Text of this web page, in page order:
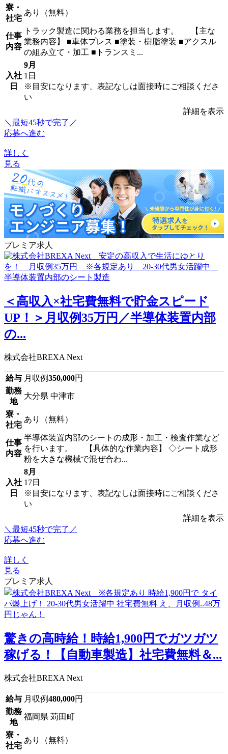
寮・
社宅
あり（無料）
仕事
内容
トラック製造に関わる業務を担当します。 【主な
業務内容】 ■車体プレス ■塗装・樹脂塗装 ■アクスル
の組み立て・加工 ■トランスミ...
入社
日
9月
1日
※目安になります、表記なしは面接時にご相談くださ
い
詳細を表示
＼最短45秒で完了／
応募へ進む
詳しく
見る
プレミア求人
＜高収入×社宅費無料で貯金スピード
UP！＞月収例35万円／半導体装置内部
の...
株式会社BREXA Next
給与 月収例350,000円
勤務
地
大分県 中津市
寮・
社宅
あり（無料）
仕事
内容
半導体装置内部のシートの成形・加工・検査作業など
を行います。 【具体的な作業内容】 ◇シート成形
粉を大きな機械で混ぜ合わ...
入社
日
8月
17日
※目安になります、表記なしは面接時にご相談くださ
い
詳細を表示
＼最短45秒で完了／
応募へ進む
詳しく
見る
プレミア求人
驚きの高時給！時給1,900円でガツガツ
稼げる！【自動車製造】社宅費無料＆...
株式会社BREXA Next
給与 月収例480,000円
勤務
地
福岡県 苅田町
寮・
社宅
あり（無料）